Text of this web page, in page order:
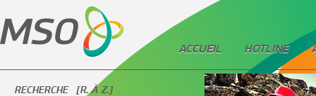
ACCUEIL HOTLINE
RECHERCHE [R. À Z.]